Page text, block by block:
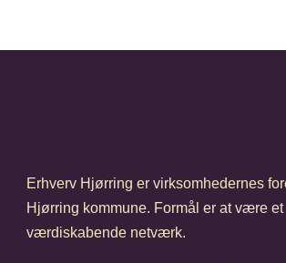
Erhverv Hjørring er virksomhedernes
Hjørring kommune. Formål er at være et
værdiskabende netværk.